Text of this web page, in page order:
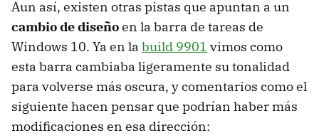
Aun así, existen otras pistas que apuntan a un
cambio de diseñoen la barra de tareas de
Windows 10. Ya en la build 9901 vimos como
esta barra cambiaba ligeramente su tonalidad
para volverse más oscura, y comentarios como el
siguiente hacen pensar que podrían haber más
modificaciones en esa dirección: